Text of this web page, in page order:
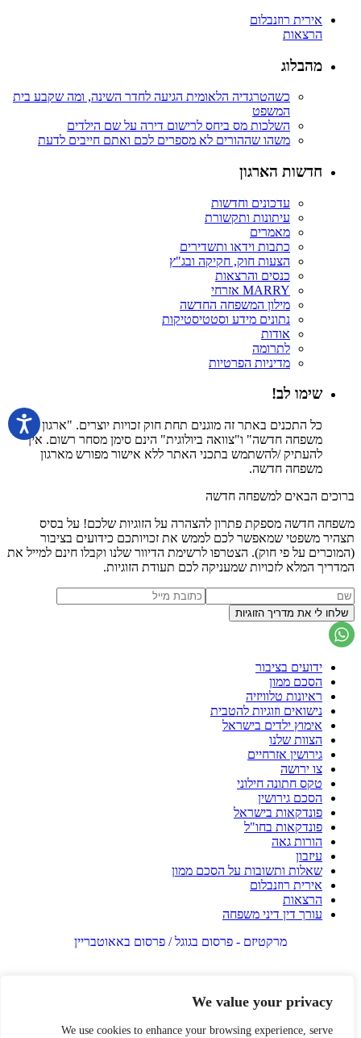
We value your privacy
We use cookies to enhance your browsing experience, serve
אירית רוזנבלום
הרצאות
מהבלוג
כשהטרגדיה הלאומית הגיעה לחדר השינה, ומה שקבע בית
המשפט
השלכות מס ביחס לרישום דירה על שם הילדים
משהו שההורים לא מספרים לכם ואתם חייבים לדעת
חדשות הארגון
עדכונים וחדשות
עיתונות ותקשורת
מאמרים
כתבות וידאו ותשדירים
הצעות חוק, חקיקה ובג"ץ
כנסים והרצאות
MARRY אזרחי
מילון המשפחה החדשה
נתונים מידע וסטטיסטיקות
אודות
לתרומה
מדיניות הפרטיות
שימו לב!
כל התכנים באתר זה מוגנים תחת חוק זכויות יוצרים. "ארגון
משפחה חדשה" ו"צוואה ביולוגית" הינם סימן מסחר רשום. אין
להעתיק /להשתמש בתכני האתר ללא אישור מפורש מארגון
משפחה חדשה.
ברוכים הבאים למשפחה חדשה
משפחה חדשה מספקת פתרון להצהרה על הזוגיות שלכם! על בסיס
תצהיר משפטי שמאפשר לכם לממש את זכויותכם כידועים בציבור
(המוכרים על פי חוק). הצטרפו לרשימת הדיוור שלנו וקבלו חינם למייל את
המדריך המלא לזכויות שמעניקה לכם תעודת הזוגיות.
ידועים בציבור
הסכם ממון
ראיונות טלוויזיה
נישואים וזוגיות להטבית
אימוץ ילדים בישראל
הצוות שלנו
גירושין אזרחיים
צו ירושה
טקס חתונה חילוני
הסכם גירושין
פונדקאות בישראל
פונדקאות בחו"ל
הורות גאה
עיזבון
שאלות ותשובות על הסכם ממון
אירית רוזנבלום
הרצאות
עורך דין דיני משפחה
מרקטיזם - פרסום בגוגל / פרסום באאוטבריין